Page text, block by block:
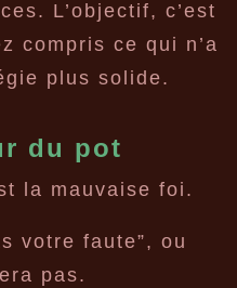
L’objectif, c’est
compris ce qui n’a
plus solide.
du pot
la mauvaise foi.
votre faute”, ou
pas.